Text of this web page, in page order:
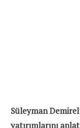
Süleyman
yatırımlarını